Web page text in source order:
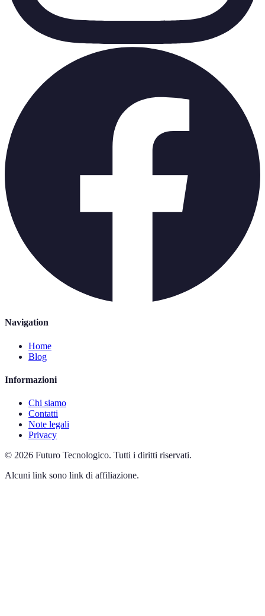
Navigation
Home
Blog
Informazioni
Chi siamo
Contatti
Note legali
Privacy
© 2026 Futuro Tecnologico. Tutti i diritti riservati.
Alcuni link sono link di affiliazione.